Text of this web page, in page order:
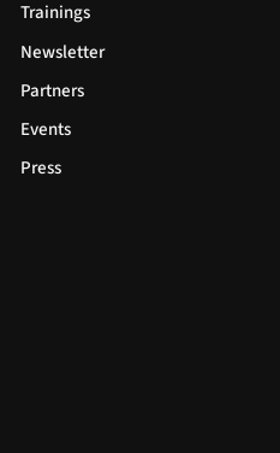
Trainings
Newsletter
Partners
Events
Press